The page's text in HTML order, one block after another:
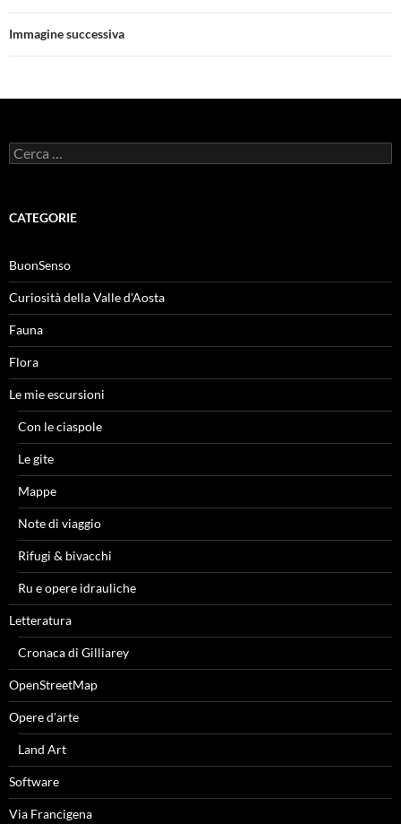
Immagine successiva
Ricerca
per:
CATEGORIE
BuonSenso
Curiosità della Valle d'Aosta
Fauna
Flora
Le mie escursioni
Con le ciaspole
Le gite
Mappe
Note di viaggio
Rifugi & bivacchi
Ru e opere idrauliche
Letteratura
Cronaca di Gilliarey
OpenStreetMap
Opere d'arte
Land Art
Software
Via Francigena